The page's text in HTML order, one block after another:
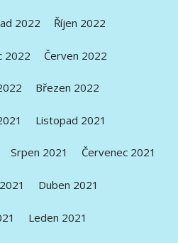
2022 Říjen 2022
2022 Červen 2022
Březen 2022
Listopad 2021
Srpen 2021 Červenec 2021
Duben 2021
Leden 2021